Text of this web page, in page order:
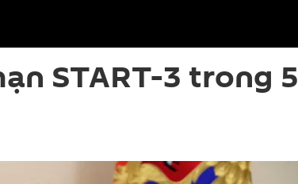
START-3 trong 5